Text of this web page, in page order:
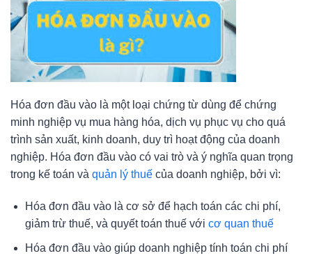
Hóa đơn đầu vào là một loại chứng từ dùng để chứng
minh nghiệp vụ mua hàng hóa, dịch vụ phục vụ cho quá
trình sản xuất, kinh doanh, duy trì hoạt động của doanh
nghiệp. Hóa đơn đầu vào có vai trò và ý nghĩa quan trọng
trong kế toán và quản lý thuế của doanh nghiệp, bởi vì:
Hóa đơn đầu vào là cơ sở để hạch toán các chi phí,
giảm trừ thuế, và quyết toán thuế với cơ quan thuế
Hóa đơn đầu vào giúp doanh nghiệp tính toán chi phí